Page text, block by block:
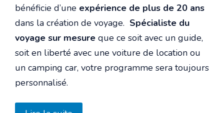
bénéficie d’une expérience de plus de 20 ans
dans la création de voyage. Spécialiste du
voyage sur mesure que ce soit avec un guide,
soit en liberté avec une voiture de location ou
un camping car, votre programme sera toujours
personnalisé.